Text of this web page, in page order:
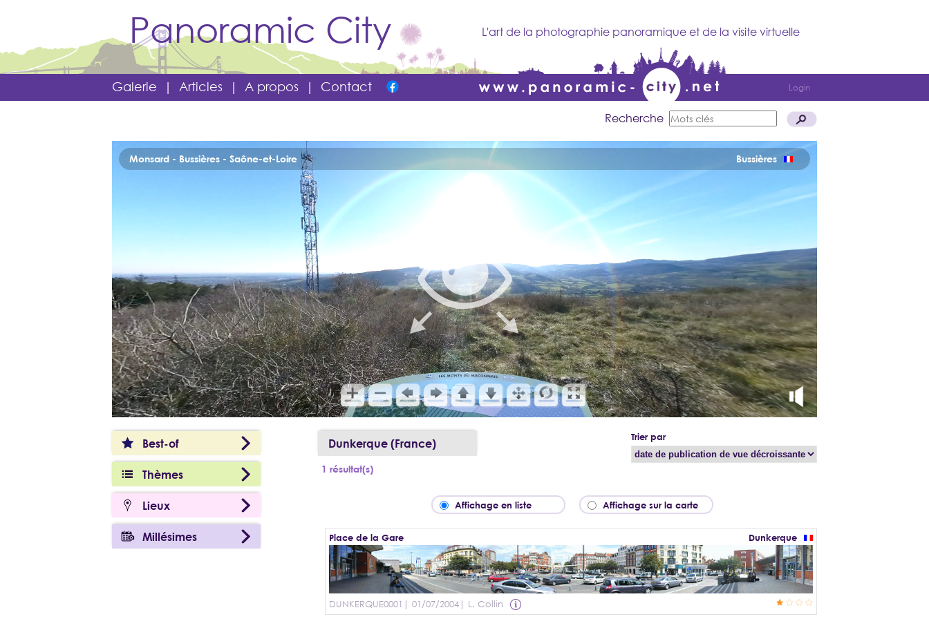
Panoramic City L'art de la photographie panoramique et de la visite virtuelle
Galerie | Articles | A propos | Contact Login
Recherche
Best-of
Thèmes
Lieux
Millésimes
Dunkerque (France)
1 résultat(s)
Trier par
Affichage en liste Affichage sur la carte
Place de la Gare Dunkerque
DUNKERQUE0001 | 01/07/2004 | L. Collin